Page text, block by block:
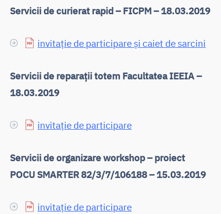
Servicii de curierat rapid – FICPM – 18.03.2019
invitație de participare și caiet de sarcini
Servicii de reparații totem Facultatea IEEIA –
18.03.2019
invitație de participare
Servicii de organizare workshop – proiect
POCU SMARTER 82/3/7/106188 – 15.03.2019
invitație de participare